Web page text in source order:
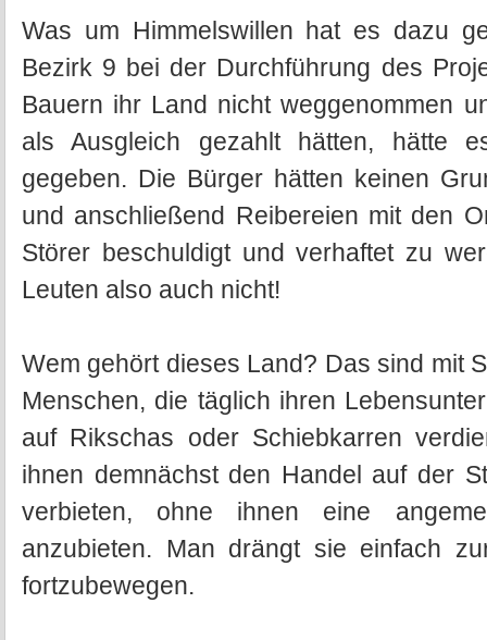
Was um Himmelswillen hat es dazu
Bezirk 9 bei der Durchführung des
Bauern ihr Land nicht weggenommen
als Ausgleich gezahlt hätten, hätte
gegeben. Die Bürger hätten keinen
und anschließend Reibereien mit den
Störer beschuldigt und verhaftet zu
Leuten also auch nicht!
Wem gehört dieses Land? Das sind mit
Menschen, die täglich ihren
auf Rikschas oder Schiebkarren
ihnen demnächst den Handel auf der
verbieten, ohne ihnen eine
anzubieten. Man drängt sie einfach
fortzubewegen.